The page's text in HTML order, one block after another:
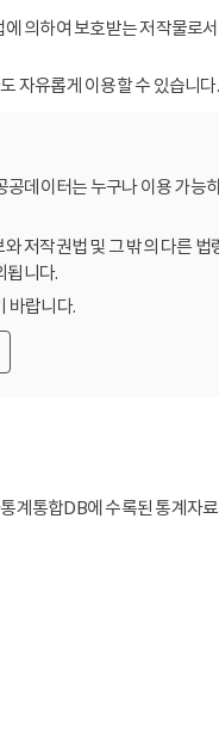
의하여 보호받는 저작물로
자유롭게 이용할 수 있습니다.
데이터는 누구나 이용 가능
저작권법 및 그 밖의 다른
됩니다.
바랍니다.
계통합DB에 수록된 통계